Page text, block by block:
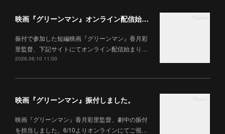
映画『グリーンマン』オンライン配信始まりました。
振付で参加した短編映画『グリーンマン』香月彩
里監督、下記サイトにてオンライン配信始まり…
2026.06.10 11:00
映画『グリーンマン』振付しました。
映画『グリーンマン』香月彩里監督、劇中の振付
を担当しました。6/10よりオンラインにてご視…